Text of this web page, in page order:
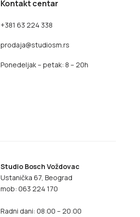
Kontakt centar
+381 63 224 338
prodaja@studiosm.rs
Ponedeljak – petak: 8 – 20h
Studio Bosch Voždovac
Ustanička 67, Beograd
mob: 063 224 170
Radni dani: 08:00 – 20:00